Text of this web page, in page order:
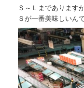
Ｓ～Ｌまであります
Ｓが一番美味しいん